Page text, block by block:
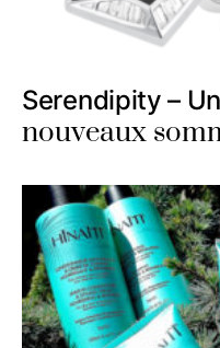
Serendipity –
nouveaux